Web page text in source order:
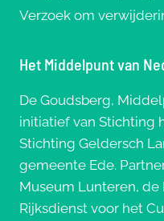
Verzoek om
Het Middelpunt van
De Goudsberg,
initiatief van Stichting
Stichting Geldersch
gemeente Ede.
Museum Lunteren,
Rijksdienst voor het